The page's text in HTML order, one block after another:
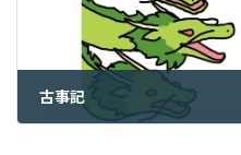
古事記